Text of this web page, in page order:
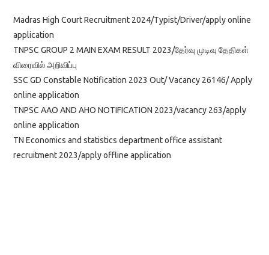
Madras High Court Recruitment 2024/Typist/Driver/apply online
application
TNPSC GROUP 2 MAIN EXAM RESULT 2023/தேர்வு முடிவு தேதிகள்
விரைவில் அறிவிப்பு
SSC GD Constable Notification 2023 Out/ Vacancy 26146/ Apply
online application
TNPSC AAO AND AHO NOTIFICATION 2023/vacancy 263/apply
online application
TN Economics and statistics department office assistant
recruitment 2023/apply offline application